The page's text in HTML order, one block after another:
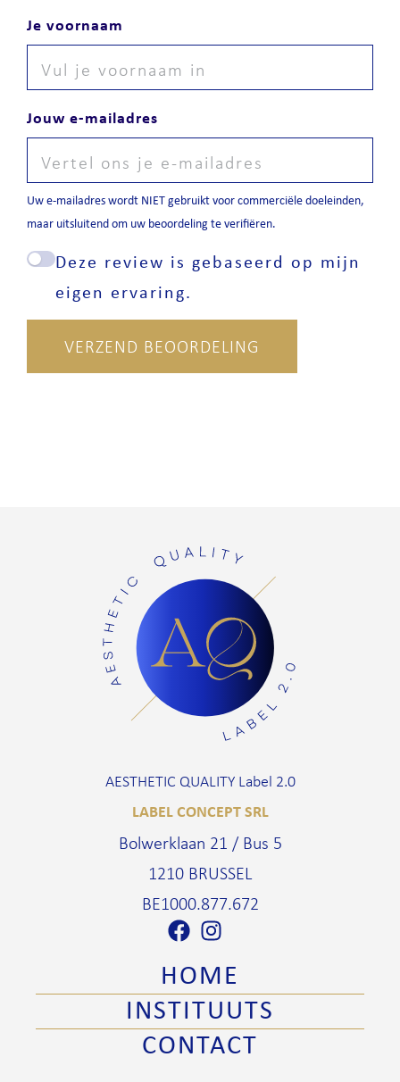
Je voornaam
Jouw e-mailadres
Uw e-mailadres wordt NIET gebruikt voor commerciële doeleinden,
maar uitsluitend om uw beoordeling te verifiëren.
Deze review is gebaseerd op mijn
eigen ervaring.
VERZEND BEOORDELING
AESTHETIC QUALITY Label 2.0
LABEL CONCEPT SRL
Bolwerklaan 21 / Bus 5
1210 BRUSSEL
BE1000.877.672
HOME
INSTITUUTS
CONTACT